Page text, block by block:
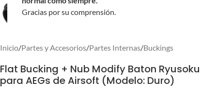
Gracias por su comprensión.
Inicio/Partes y Accesorios/Partes Internas/Buckings
Flat Bucking + Nub Modify Baton Ryusoku
para AEGs de Airsoft (Modelo: Duro)